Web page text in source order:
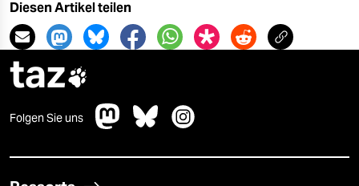
Diesen Artikel teilen
taz
Folgen Sie uns